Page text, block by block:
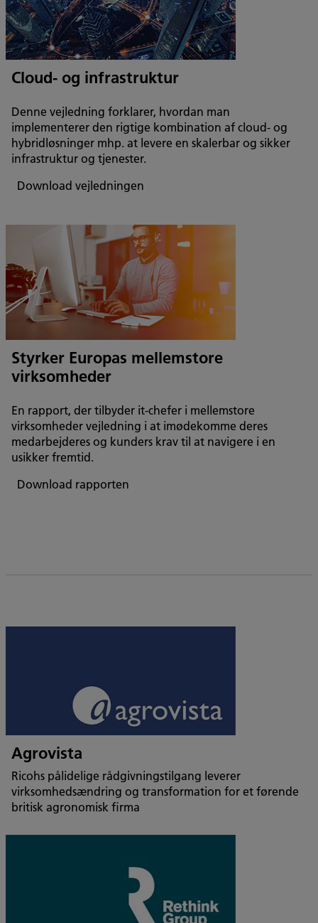
Cloud- og infrastruktur
Denne vejledning forklarer, hvordan man
implementerer den rigtige kombination af cloud- og
hybridløsninger mhp. at levere en skalerbar og sikker
infrastruktur og tjenester.
Download vejledningen
Styrker Europas mellemstore
virksomheder
En rapport, der tilbyder it-chefer i mellemstore
virksomheder vejledning i at imødekomme deres
medarbejderes og kunders krav til at navigere i en
usikker fremtid.
Download rapporten
Agrovista
Ricohs pålidelige rådgivningstilgang leverer
virksomhedsændring og transformation for et førende
britisk agronomisk firma